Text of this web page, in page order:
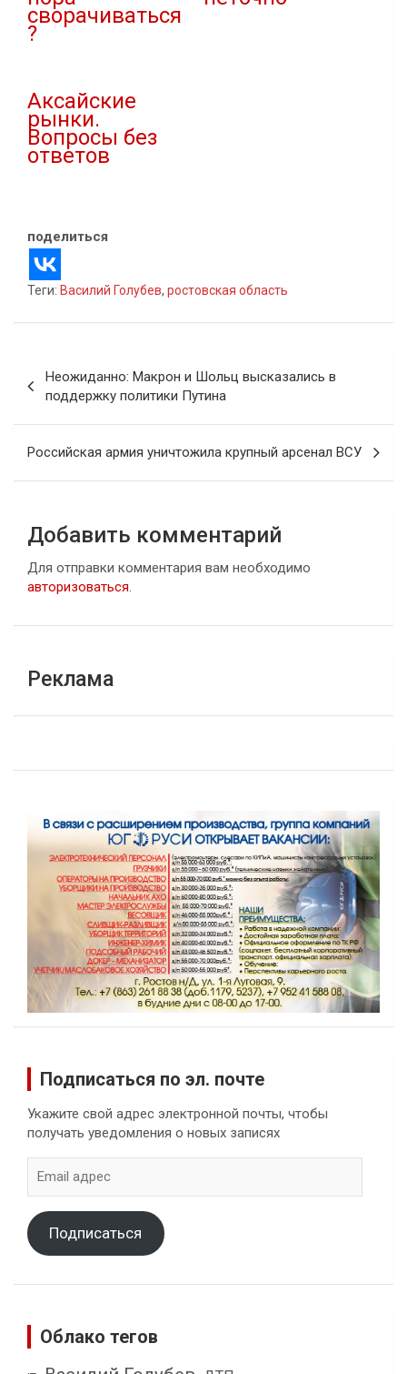
сворачиваться
?
Аксайские
рынки.
Вопросы без
ответов
поделиться
Теги: Василий Голубев, ростовская область
по
записям
Неожиданно: Макрон и Шольц высказались в
поддержку политики Путина
Российская армия уничтожила крупный арсенал ВСУ
Добавить комментарий
Для отправки комментария вам необходимо
авторизоваться.
Реклама
Подписаться по эл. почте
Укажите свой адрес электронной почты, чтобы
получать уведомления о новых записях
адрес
Подписаться
Облако тегов